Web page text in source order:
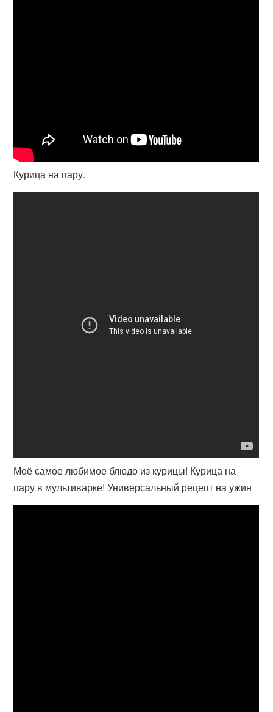
Курица на пару.
Моё самое любимое блюдо из курицы! Курица на
пару в мультиварке! Универсальный рецепт на ужин